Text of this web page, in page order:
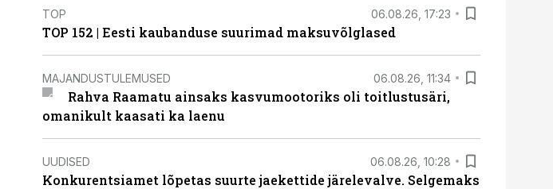
TOP 06.08.26, 17:23
TOP 152 | Eesti kaubanduse suurimad maksuvõlglased
MAJANDUSTULEMUSED 06.08.26, 11:34
Rahva Raamatu ainsaks kasvumootoriks oli toitlustusäri,
omanikult kaasati ka laenu
UUDISED 06.08.26, 10:28
Konkurentsiamet lõpetas suurte jaekettide järelevalve. Selgemaks